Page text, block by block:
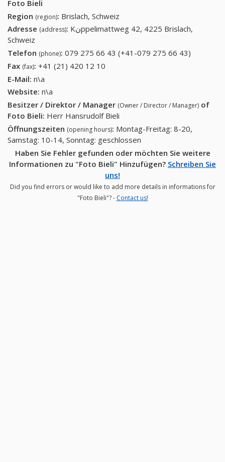
Foto Bieli
Region (region): Brislach, Schweiz
Adresse (address): Kنppelimattweg 42, 4225 Brislach,
Schweiz
Telefon (phone): 079 275 66 43 (+41-079 275 66 43)
Fax (fax): +41 (21) 420 12 10
E-Mail: n\a
Website: n\a
Besitzer / Direktor / Manager (Owner / Director / Manager) of
Foto Bieli: Herr Hansrudolf Bieli
Öffnungszeiten (opening hours): Montag-Freitag: 8-20,
Samstag: 10-14, Sonntag: geschlossen
Haben Sie Fehler gefunden oder möchten Sie weitere
Informationen zu "Foto Bieli" Hinzufügen? Schreiben Sie
uns!
Did you find errors or would like to add more details in informations for
"Foto Bieli"? - Contact us!